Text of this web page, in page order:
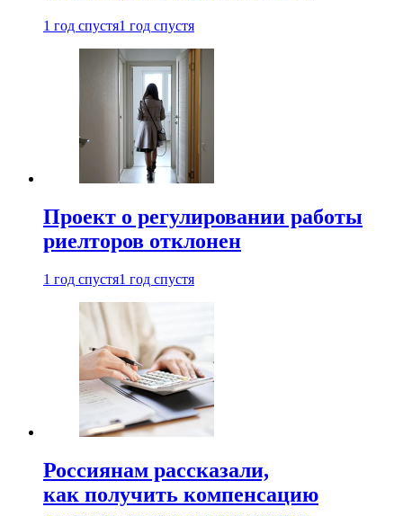
1 год спустя1 год спустя
Проект о регулировании работы
риелторов отклонен
1 год спустя1 год спустя
Россиянам рассказали,
как получить компенсацию